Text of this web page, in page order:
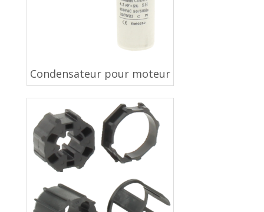
Condensateur pour moteur